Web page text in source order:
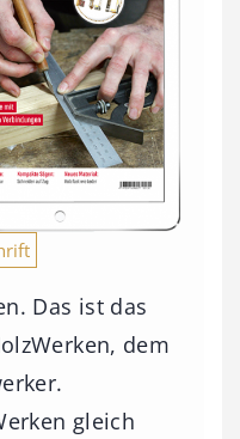
Das ist das
dem
gleich